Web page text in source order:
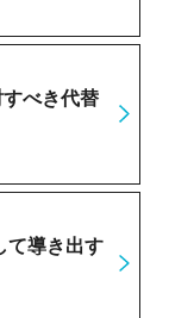
べき代替
て導き出す